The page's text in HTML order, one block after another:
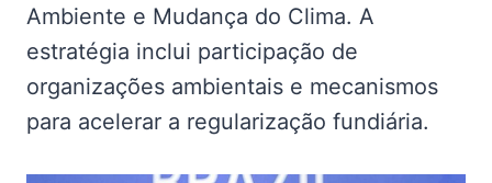
Ambiente e Mudança do Clima. A
estratégia inclui participação de
organizações ambientais e mecanismos
para acelerar a regularização fundiária.